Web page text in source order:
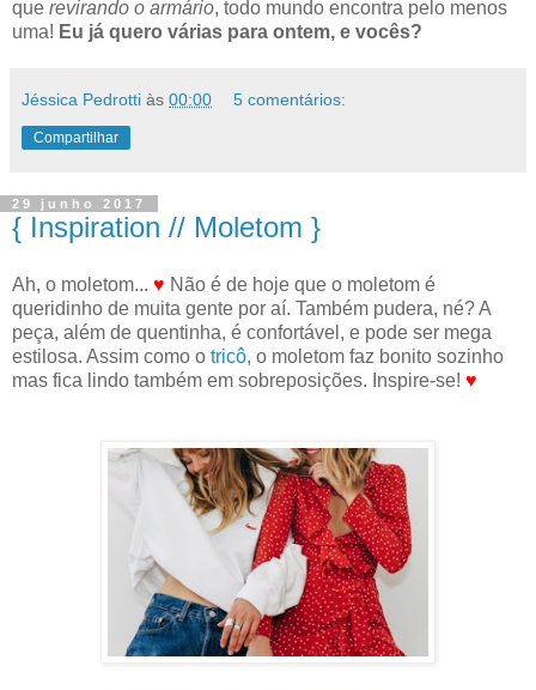
que revirando o armário, todo mundo encontra pelo menos
uma! Eu já quero várias para ontem, e vocês?
Jéssica Pedrotti às 00:00 5 comentários:
Compartilhar
29 junho 2017
{ Inspiration // Moletom }
Ah, o moletom... ♥ Não é de hoje que o moletom é
queridinho de muita gente por aí. Também pudera, né? A
peça, além de quentinha, é confortável, e pode ser mega
estilosa. Assim como o tricô, o moletom faz bonito sozinho
mas fica lindo também em sobreposições. Inspire-se! ♥